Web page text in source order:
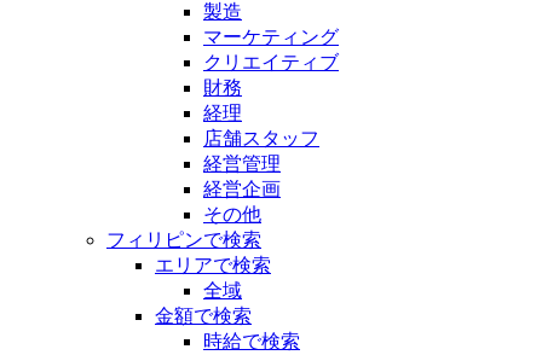
製造
マーケティング
クリエイティブ
財務
経理
店舗スタッフ
経営管理
経営企画
その他
フィリピンで検索
エリアで検索
全域
金額で検索
時給で検索